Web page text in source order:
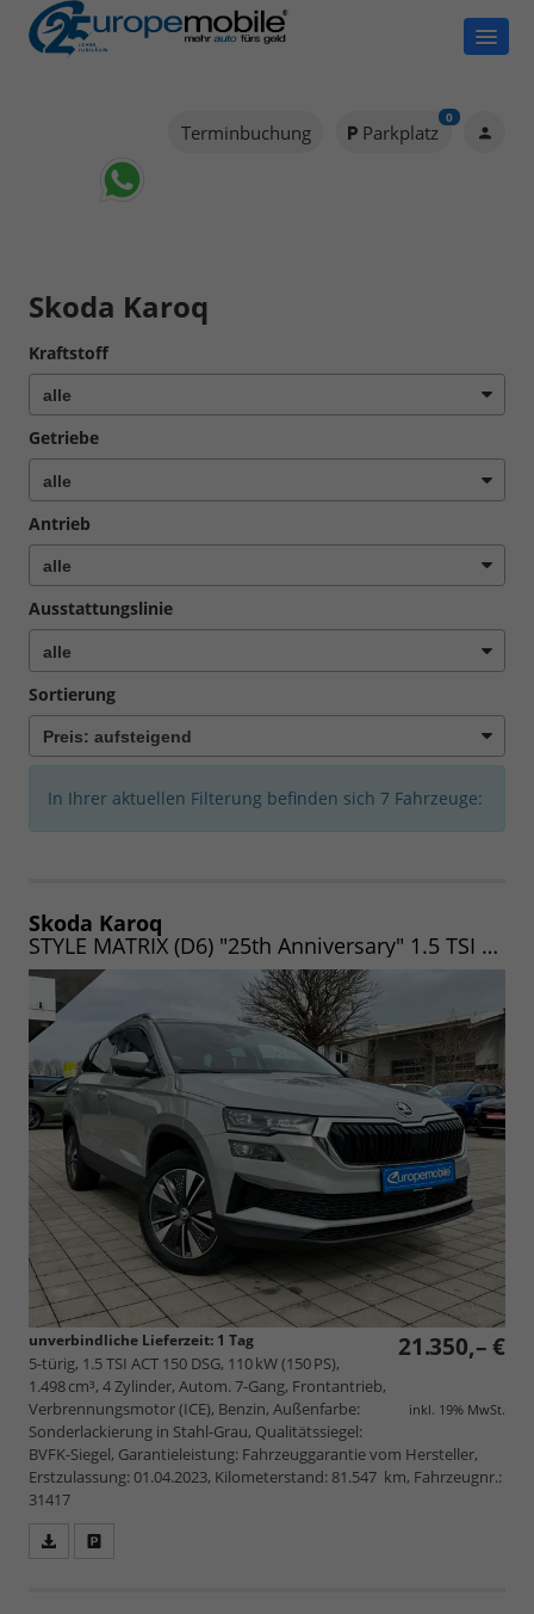
Terminbuchung Parkplatz
0
Skoda Karoq
Kraftstoff
Getriebe
Antrieb
Ausstattungslinie
Sortierung
In Ihrer aktuellen Filterung befinden sich 7 Fahrzeuge:
Skoda Karoq
STYLE MATRIX (D6) "25th Anniversary" 1.5 TSI 150 DSG (Lager) MATRIX|NAV|WINTER|AHK|UVM.
21.350,– €
inkl. 19% MwSt.
unverbindliche Lieferzeit: 1 Tag
5-türig, 1.5 TSI ACT 150 DSG, 110 kW (150 PS),
1.498 cm³, 4 Zylinder, Autom. 7-Gang, Frontantrieb,
Verbrennungsmotor (ICE), Benzin, Außenfarbe:
Sonderlackierung in Stahl-Grau, Qualitätssiegel:
BVFK-Siegel, Garantieleistung: Fahrzeuggarantie vom Hersteller,
Erstzulassung: 01.04.2023, Kilometerstand: 81.547 km, Fahrzeugnr.:
31417